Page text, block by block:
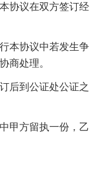
协议在双方签订经
本协议中若发生争
商处理。
到公证处公证之
甲方留执一份，乙